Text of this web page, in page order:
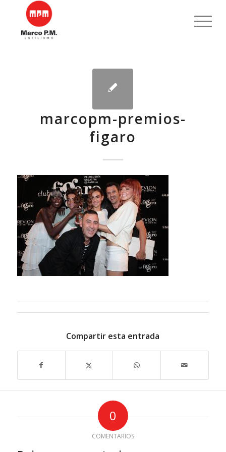
marcopm-premios-
figaro
Compartir esta entrada
0
COMENTARIOS